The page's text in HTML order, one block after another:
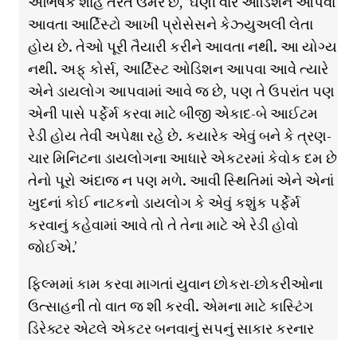
આવતા આર્ટિસ્ટો આખી પ્રોસેસને કેઝ્યુઅલી લેતા
હોય છે. તેઓ પૂરી તૈયારી કરીને આવતા નથી. આ યોગ્ય
નથી. અફ્ કોર્સ, આર્ટિસ્ટ ઓડિશન આપવા આવેે ત્યારે
એને ડાયલોગ આપવામાં આવે જ છે, પણ તે ઉપરાંત પણ
એની પાસે પર્ફેર્મ કરવા માટે બીજી એકાદ-બે આઈટમ
રેડી હોય તેવી અપેક્ષા રહે છે. કયારેક એવું બને કે ત્રણ-
ચાર મિનિટના ડાયલોગના આધારે એકટરમાં કેવોક દમ છે
તેનો પૂરો અંદાજ ન પણ મળે. આવી સ્થિતિમાં એને એનાં
ખુદનાં કોઈ નાટકનો ડાયલોગ કે એવું કશુંક પર્ફેર્મ
કરવાનું કહેવામાં આવે તો તે તેના માટે એ રેડી હોવો
જોઈએ.’
ફ્લ્મિમાં કામ કરવા માગતાં યુવાન છોકરા-છોકરીઓના
ઉત્સાહની તો વાત જ શી કરવી. એમના માટે કાસ્ટિંગ
ડિરેક્ટર એટલે એકટર બનવાનું સપનું સાકાર કરનાર